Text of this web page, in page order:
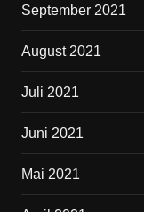
September 2021
August 2021
Juli 2021
Juni 2021
Mai 2021